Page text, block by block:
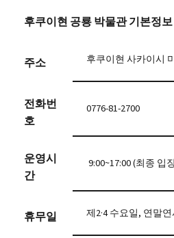
후쿠이현 공룡 박물관 기본정보
주소 후쿠이현 사카이시
전화번
호
0776-81-2700
운영시
간
9:00~17:00 (최종 입
휴무일 제2·4 수요일, 연말연